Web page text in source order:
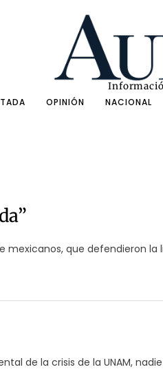
OPINIÓN NACIONAL
que defendieron la
de la crisis de la UNAM,